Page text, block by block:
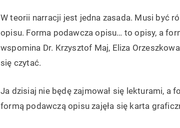
W teorii narracji jest jedna zasada. Musi być
opisu. Forma podawcza opisu… to opisy, a
wspomina Dr. Krzysztof Maj, Eliza
się czytać.
Ja dzisiaj nie będę zajmował się lekturami, a
formą podawczą opisu zajęła się karta